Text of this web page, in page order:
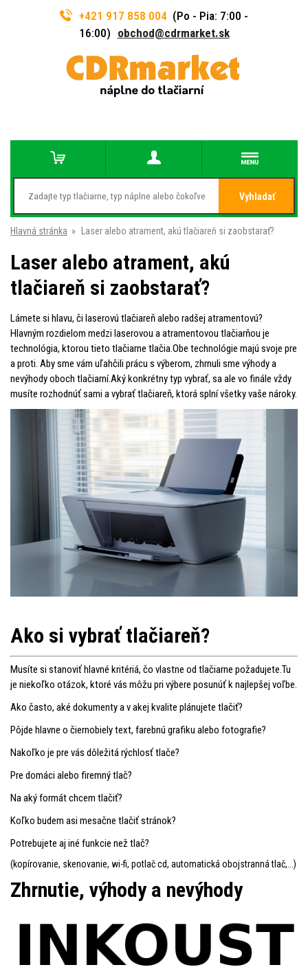
+421 917 858 004 (Po - Pia: 7:00 -
16:00) obchod@cdrmarket.sk
Vyhladať
Hlavná stránka » Laser alebo atrament, akú tlačiareň si zaobstarať?
Laser alebo atrament, akú
tlačiareň si zaobstarať?
Lámete si hlavu, či laserovú tlačiareň alebo radšej atramentovú?
Hlavným rozdielom medzi laserovou a atramentovou tlačiarňou je
technológia, ktorou tieto tlačiarne tlačia.Obe technológie majú svoje pre
a proti. Aby sme vám uľahčili prácu s výberom, zhrnuli sme výhody a
nevýhody oboch tlačiarní.Aký konkrétny typ vybrať, sa ale vo finále vždy
musíte rozhodnúť sami a vybrať tlačiareň, ktorá splní všetky vaše nároky.
Ako si vybrať tlačiareň?
Musíte si stanoviť hlavné kritériá, čo vlastne od tlačiarne požadujete.Tu
je niekoľko otázok, ktoré vás môžu pri výbere posunúť k najlepšej voľbe.
Ako často, aké dokumenty a v akej kvalite plánujete tlačiť?
Pôjde hlavne o čiernobiely text, farebnú grafiku alebo fotografie?
Nakoľko je pre vás dôležitá rýchlosť tlače?
Pre domáci alebo firemný tlač?
Na aký formát chcem tlačiť?
Koľko budem asi mesačne tlačiť stránok?
Potrebujete aj iné funkcie než tlač?
(kopírovanie, skenovanie, wi-fi, potlač cd, automatická obojstranná tlač,...)
Zhrnutie, výhody a nevýhody